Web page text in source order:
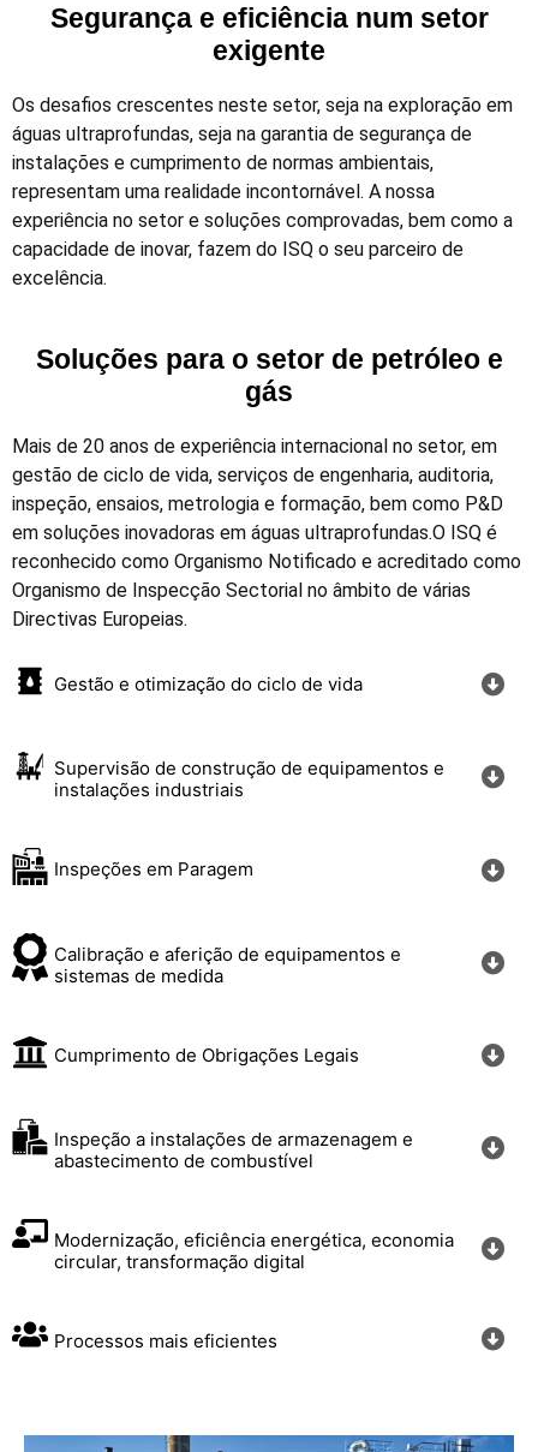
Segurança e eficiência num setor
exigente
Os desafios crescentes neste setor, seja na exploração em
águas ultraprofundas, seja na garantia de segurança de
instalações e cumprimento de normas ambientais,
representam uma realidade incontornável. A nossa
experiência no setor e soluções comprovadas, bem como a
capacidade de inovar, fazem do ISQ o seu parceiro de
excelência.
Soluções para o setor de petróleo e
gás
Mais de 20 anos de experiência internacional no setor, em
gestão de ciclo de vida, serviços de engenharia, auditoria,
inspeção, ensaios, metrologia e formação, bem como P&D
em soluções inovadoras em águas ultraprofundas.O ISQ é
reconhecido como Organismo Notificado e acreditado como
Organismo de Inspecção Sectorial no âmbito de várias
Directivas Europeias.
Gestão e otimização do ciclo de vida
Supervisão de construção de equipamentos e
instalações industriais
Inspeções em Paragem
Calibração e aferição de equipamentos e
sistemas de medida
Cumprimento de Obrigações Legais
Inspeção a instalações de armazenagem e
abastecimento de combustível
Modernização, eficiência energética, economia
circular, transformação digital
Processos mais eficientes